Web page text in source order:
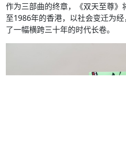
作为三部曲的终章，《双天至尊
至1986年的香港，以社会变迁为
了一幅横跨三十年的时代长卷。